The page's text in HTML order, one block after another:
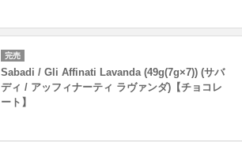
完売
Sabadi / Gli Affinati Lavanda (49g(7g×7)) (サバ
ディ / アッフィナーティ ラヴァンダ)【チョコレ
ート】